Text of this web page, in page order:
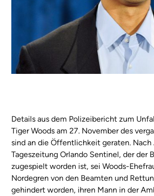
Details aus dem Polizeibericht zum
Tiger Woods am 27. November des
sind an die Öffentlichkeit geraten. Nach
Tageszeitung Orlando Sentinel, der der
zugespielt worden ist, sei Woods-
Nordegren von den Beamten und
gehindert worden, ihren Mann in der